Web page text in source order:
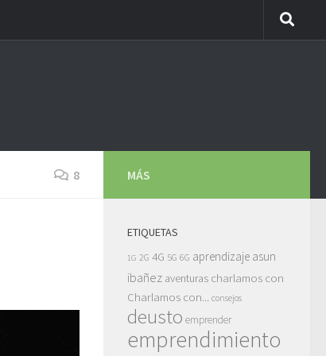
8 MÁS
ETIQUETAS
1G 2G 4G 5G 6G aprendizaje asun
ibañez aventuras charlamos con
Charlamos con... consejos
deusto emprender
emprendimiento